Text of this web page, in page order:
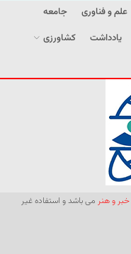
علم و فناوری
جامعه
یادداشت
کشاورزی
خبر و هنر می باشد و استفاده غیر